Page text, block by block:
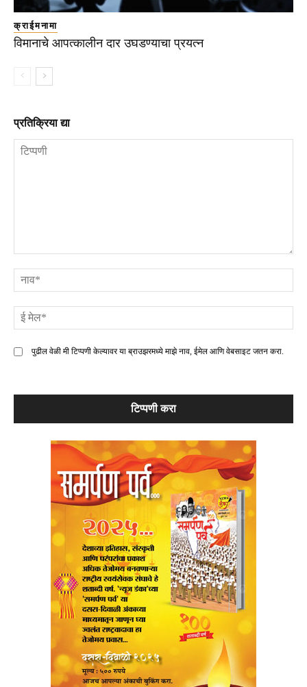
क्राईमनामा
विमानाचे आपत्कालीन दार उघडण्याचा प्रयत्न
प्रतिक्रिया द्या
पुढील वेळी मी टिप्पणी केल्यावर या ब्राउझरमध्ये माझे नाव, ईमेल आणि वेबसाइट जतन करा.